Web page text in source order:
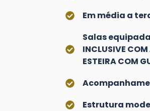
Em média a
Salas
INCLUSIVE
ESTEIRA COM
Estrutura